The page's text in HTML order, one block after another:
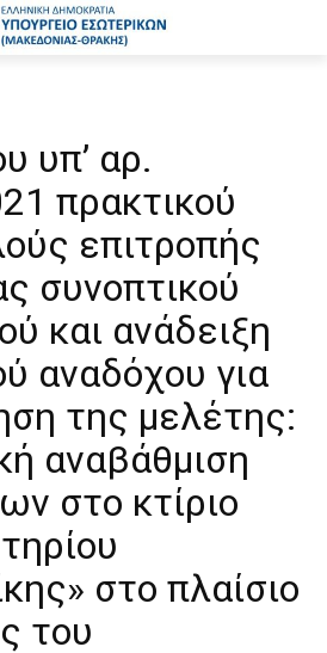
υπ’ αρ.
πρακτικού
επιτροπής
συνοπτικού
και ανάδειξη
αναδόχου για
της μελέτης:
αναβάθμιση
στο κτίριο
στο πλαίσιο
του